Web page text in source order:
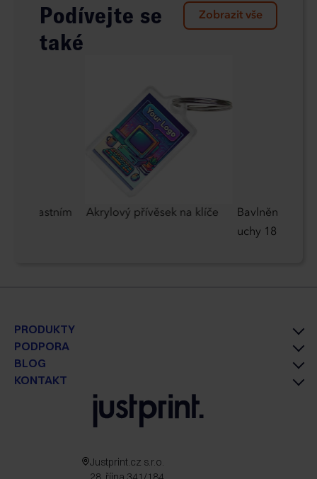
Podívejte se
také
Zobrazit vše
s vlastním Akrylový přívěsek na klíče
Bavlněná
uchy 180 g/m2
PRODUKTY
PODPORA
BLOG
KONTAKT
Justprint.cz s.r.o.